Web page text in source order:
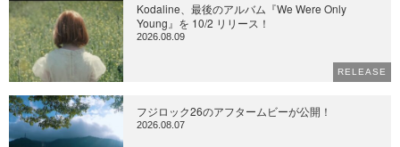
Kodaline、最後のアルバム『We Were Only
Young』を 10/2 リリース！
2026.08.09
RELEASE
フジロック26のアフタームビーが公開！
2026.08.07